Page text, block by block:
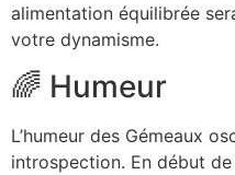
alimentation équilibrée
votre dynamisme.
🌈 Humeur
L’humeur des Gémeaux
introspection. En début